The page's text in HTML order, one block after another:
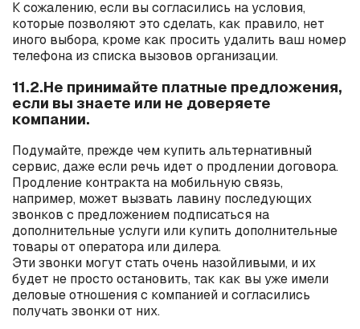
К сожалению, если вы согласились на условия,
которые позволяют это сделать, как правило, нет
иного выбора, кроме как просить удалить ваш номер
телефона из списка вызовов организации.
11.2.Не принимайте платные предложения,
если вы знаете или не доверяете
компании.
Подумайте, прежде чем купить альтернативный
сервис, даже если речь идет о продлении договора.
Продление контракта на мобильную связь,
например, может вызвать лавину последующих
звонков с предложением подписаться на
дополнительные услуги или купить дополнительные
товары от оператора или дилера.
Эти звонки могут стать очень назойливыми, и их
будет не просто остановить, так как вы уже имели
деловые отношения с компанией и согласились
получать звонки от них.